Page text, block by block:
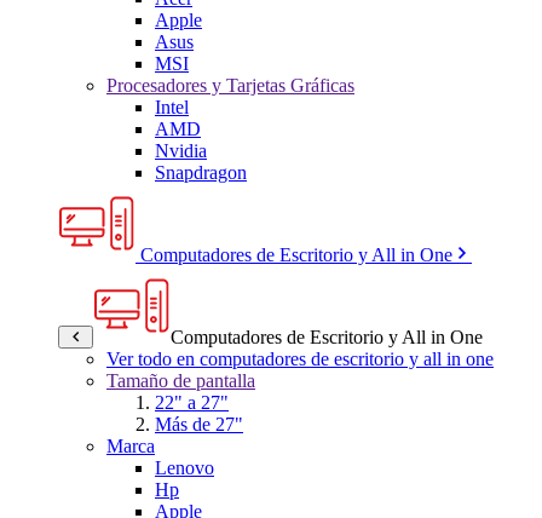
Apple
Asus
MSI
Procesadores y Tarjetas Gráficas
Intel
AMD
Nvidia
Snapdragon
Computadores de Escritorio y All in One
Computadores de Escritorio y All in One
Ver todo en computadores de escritorio y all in one
Tamaño de pantalla
22" a 27"
Más de 27"
Marca
Lenovo
Hp
Apple